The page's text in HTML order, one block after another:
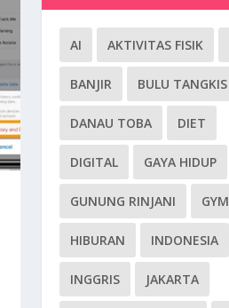
AI AKTIVITAS FISIK
BANJIR BULU TANGKIS
DANAU TOBA DIET
DIGITAL GAYA HIDUP
GUNUNG RINJANI GYM
HIBURAN INDONESIA
INGGRIS JAKARTA